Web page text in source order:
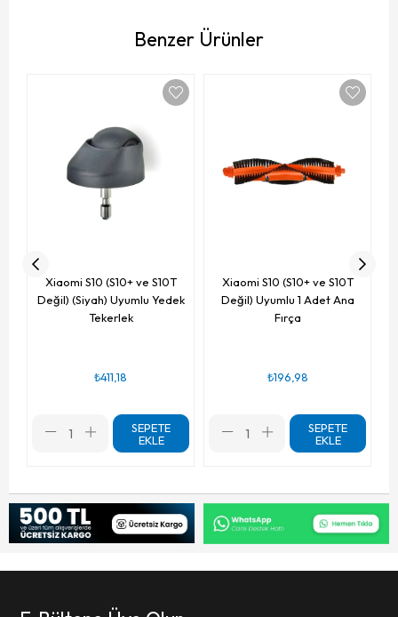
Benzer Ürünler
Xiaomi S10 (S10+ ve S10T
Değil) (Siyah) Uyumlu Yedek
Tekerlek
₺411,18
SEPETE
EKLE
Xiaomi S10 (S10+ ve S10T
Değil) Uyumlu 1 Adet Ana
Fırça
₺196,98
SEPETE
EKLE